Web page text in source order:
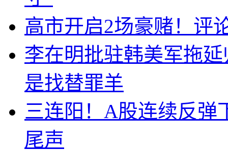
高市开启2场豪赌！评
李在明批驻韩美军拖
是找替罪羊
三连阳！A股连续反弹
尾声